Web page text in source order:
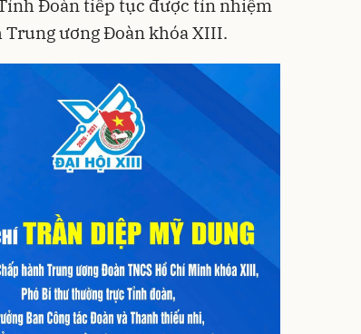
Đoàn tiếp tục được tín nhiệm
Trung ương Đoàn khóa XIII.